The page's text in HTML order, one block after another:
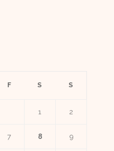
F S S
1 2
7 8 9